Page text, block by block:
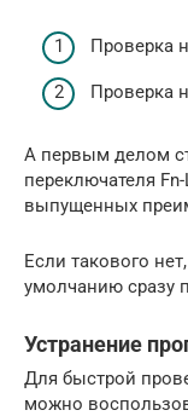
Проверка
Проверка
А первым делом
переключателя
выпущенных
Если такового
умолчанию сразу
Устранение
Для быстрой
можно